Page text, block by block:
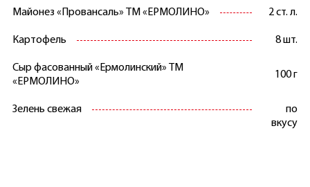
Майонез «Провансаль» ТМ «ЕРМОЛИНО» 2 ст. л.
Картофель 8 шт.
Сыр фасованный «Ермолинский» ТМ
«ЕРМОЛИНО»
100 г
Зелень свежая
по
вкусу